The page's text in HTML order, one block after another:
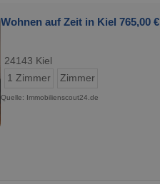
Wohnen auf Zeit in Kiel 765,00 €
24143 Kiel
1 Zimmer
Zimmer
Quelle: Immobilienscout24.de